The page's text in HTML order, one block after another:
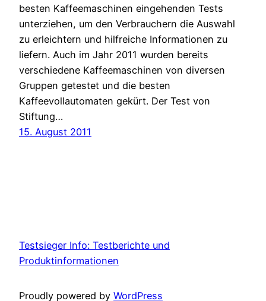
besten Kaffeemaschinen eingehenden Tests
unterziehen, um den Verbrauchern die Auswahl
zu erleichtern und hilfreiche Informationen zu
liefern. Auch im Jahr 2011 wurden bereits
verschiedene Kaffeemaschinen von diversen
Gruppen getestet und die besten
Kaffeevollautomaten gekürt. Der Test von
Stiftung…
15. August 2011
Testsieger Info: Testberichte und
Produktinformationen
Proudly powered by WordPress